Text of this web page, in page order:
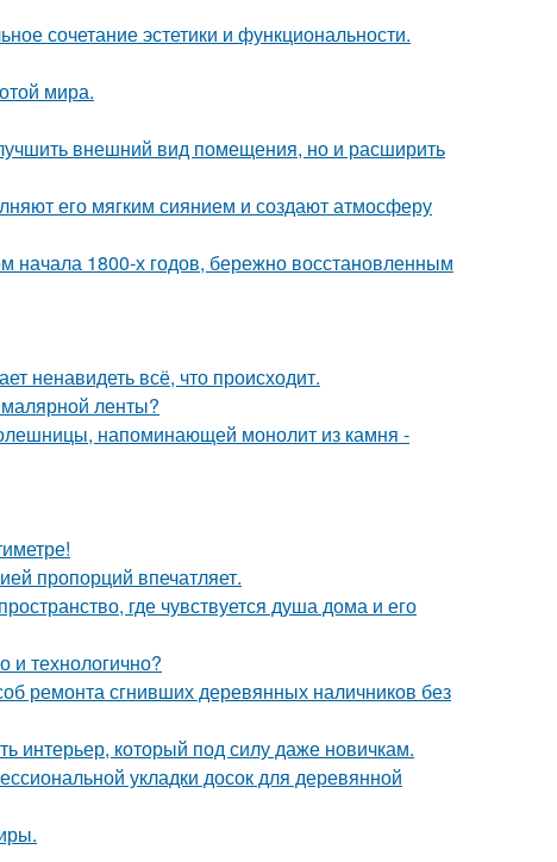
сочетание эстетики и функциональности.
мира.
внешний вид помещения, но и расширить
его мягким сиянием и создают атмосферу
1800-х годов, бережно восстановленным
ненавидеть всё, что происходит.
малярной ленты?
напоминающей монолит из камня -
пропорций впечатляет.
где чувствуется душа дома и его
и технологично?
ремонта сгнивших деревянных наличников без
интерьер, который под силу даже новичкам.
укладки досок для деревянной